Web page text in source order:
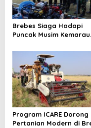
Brebes Siaga Hadapi
Puncak Musim Kemarau
Kesiapsiagaan
Karhutla
Program ICARE Dorong
Pertanian Modern di